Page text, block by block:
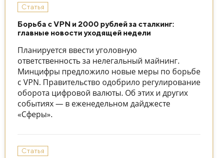
Статья
Борьба с VPN и 2000 рублей за сталкинг:
главные новости уходящей недели
Планируется ввести уголовную
ответственность за нелегальный майнинг.
Минцифры предложило новые меры по борьбе
с VPN. Правительство одобрило регулирование
оборота цифровой валюты. Об этих и других
событиях — в еженедельном дайджесте
«Сферы».
Статья